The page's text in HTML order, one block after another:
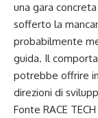
una gara
sofferto la
probabilmente
guida. Il
potrebbe offrire
direzioni di
Fonte RACE TECH